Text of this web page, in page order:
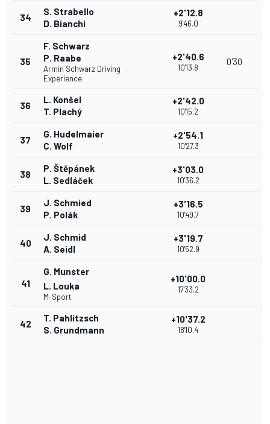
34
S. Strabello
D. Bianchi
+2'12.8
9'46.0
35
F. Schwarz
P. Raabe
Armin Schwarz Driving
Experience
+2'40.6
10'13.8
0'30
36
L. Konšel
T. Plachý
+2'42.0
10'15.2
37
G. Hudelmaier
C. Wolf
+2'54.1
10'27.3
38
P. Štěpánek
L. Sedláček
+3'03.0
10'36.2
39
J. Schmied
P. Polák
+3'16.5
10'49.7
40
J. Schmid
A. Seidl
+3'19.7
10'52.9
41
G. Munster
L. Louka
M-Sport
+10'00.0
17'33.2
42
T. Pahlitzsch
S. Grundmann
+10'37.2
18'10.4